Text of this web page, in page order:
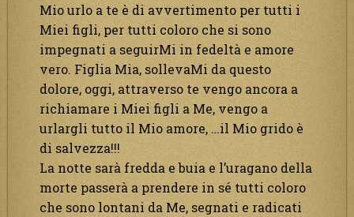
Mio urlo a te è di avvertimento per tutti i
Miei figli, per tutti coloro che si sono
impegnati a seguirMi in fedeltà e amore
vero. Figlia Mia, sollevaMi da questo
dolore, oggi, attraverso te vengo ancora a
richiamare i Miei figli a Me, vengo a
urlargli tutto il Mio amore, …il Mio grido è
di salvezza!!!
La notte sarà fredda e buia e l’uragano della
morte passerà a prendere in sé tutti coloro
che sono lontani da Me, segnati e radicati